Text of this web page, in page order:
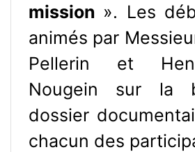
mission ». Les
animés par
Pellerin et
Nougein sur la
dossier
chacun des